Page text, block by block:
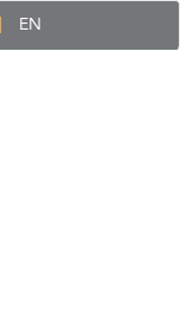
EN